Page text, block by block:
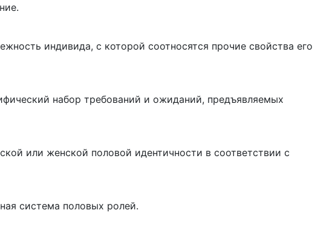
индивида, с которой соотносятся прочие свойства его
набор требований и ожиданий, предъявляемых
или женской половой идентичности в соответствии с
система половых ролей.